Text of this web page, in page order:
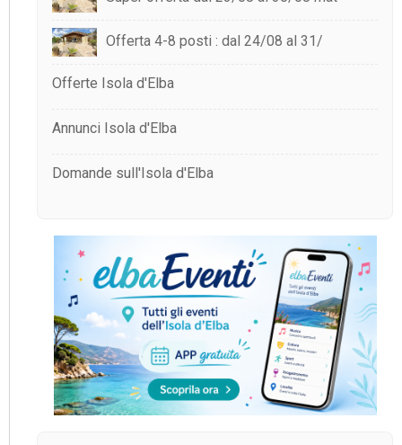
Offerta 4-8 posti : dal 24/08 al 31/
Offerte Isola d'Elba
Annunci Isola d'Elba
Domande sull'Isola d'Elba